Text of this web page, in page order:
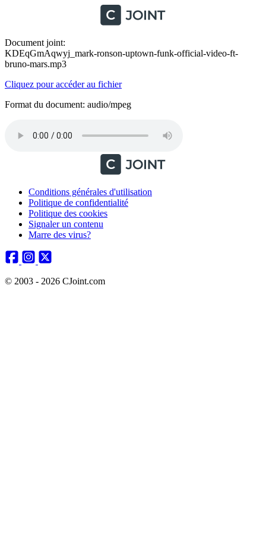
Document joint:
KDEqGmAqwyj_mark-ronson-uptown-funk-official-video-ft-
bruno-mars.mp3
Cliquez pour accéder au fichier
Format du document: audio/mpeg
Conditions générales d'utilisation
Politique de confidentialité
Politique des cookies
Signaler un contenu
Marre des virus?
© 2003 - 2026 CJoint.com